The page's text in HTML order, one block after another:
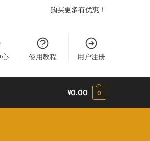
购买更多有优惠！
心 使用教程 用户注册
¥0.00 0